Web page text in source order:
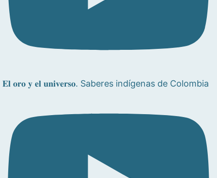
𝐄𝐥 𝐨𝐫𝐨 𝐲 𝐞𝐥 𝐮𝐧𝐢𝐯𝐞𝐫𝐬𝐨. Saberes indígenas de Colombia